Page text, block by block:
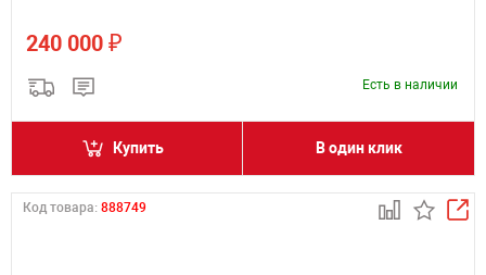
240 000 ₽
Есть в наличии
Купить В один клик
Код товара: 888749